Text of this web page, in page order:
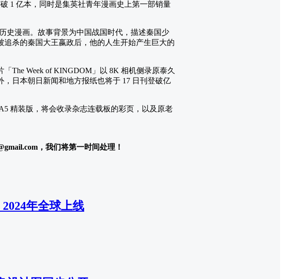
1 亿本，同时是集英社青年漫画史上第一部销量
史漫画。故事背景为中国战国时代，描述秦国少
杀的秦国大王嬴政后，他的人生开始产生巨大的
The Week of KINGDOM」以 8K 相机侧录原泰久
日本朝日新闻和地方报纸也将于 17 日刊登破亿
精装版，将会收录杂志连载板的彩页，以及原老
，我们将第一时间处理！
年全球上线